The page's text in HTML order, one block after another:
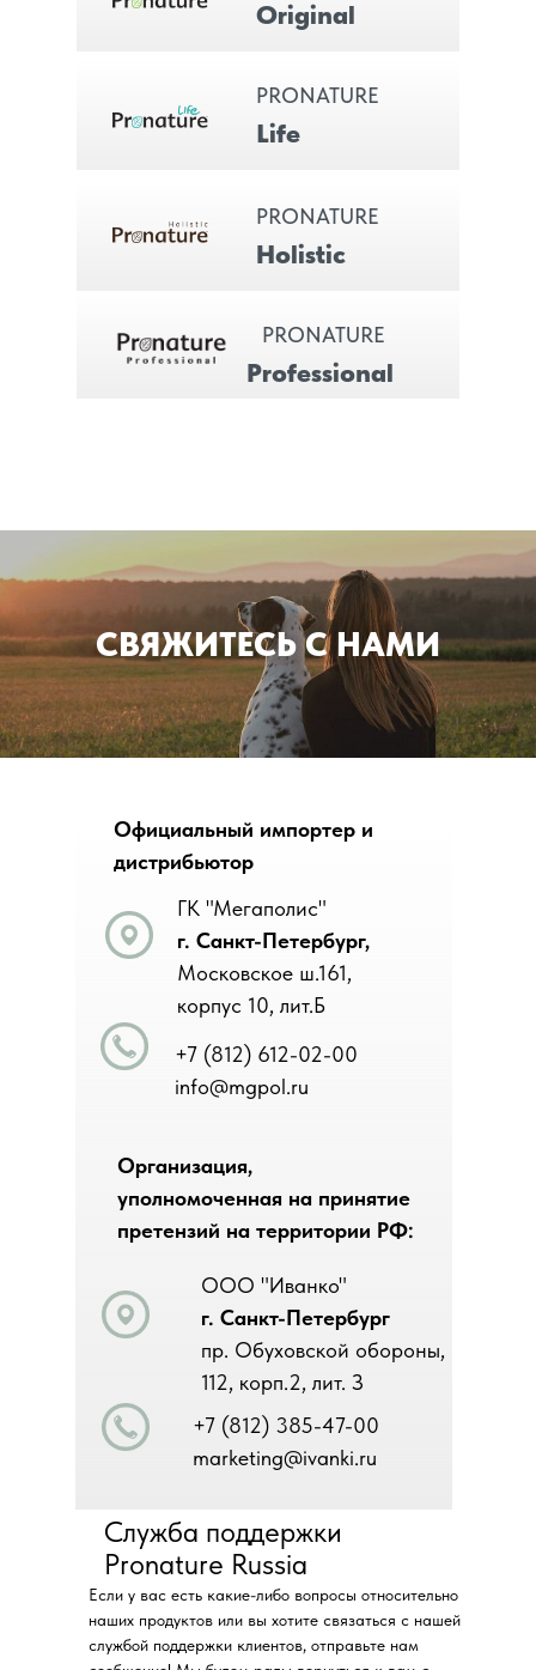
Original
Life
PRONATURE
Holistic
Professional
PRONATURE
PRONATURE
СВЯЖИТЕСЬ С НАМИ
Официальный импортер и
дистрибьютор
ГК "Мегаполис"
г. Санкт-Петербург,
Московское ш.161,
корпус 10, лит.Б
Организация,
уполномоченная на принятие
претензий на территории РФ:
+7 (812) 385-47-00
marketing@ivanki.ru
Служба поддержки
Pronature Russia
Если у вас есть какие-либо вопросы относительно
наших продуктов или вы хотите связаться с нашей
службой поддержки клиентов, отправьте нам
ООО "Иванко"
г. Санкт-Петербург
пр. Обуховской обороны,
112, корп.2, лит. З
+7 (812) 612-02-00
info@mgpol.ru